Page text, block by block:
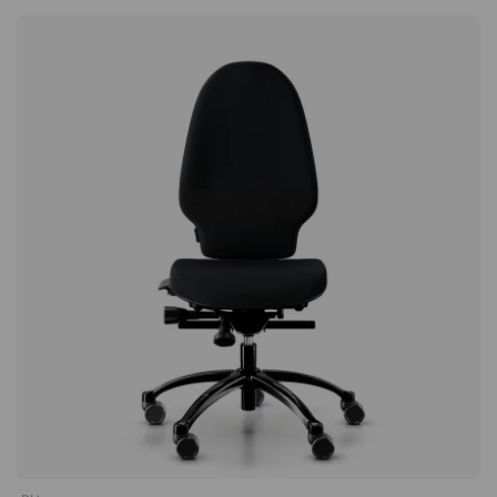
GREENGUARD Gold Joutsen-merkki.RH Logic 400 Elite on
ergonominen työtuoli, jossa on useita säädettäviä
ominaisuuksia. Sen korkea laatu yhdistettynä normaalia
paksumpaan vaahtomuovipehmusteeseen merkitsee, että
tuolia voidaan käyttää jopa 24 tunnin valvomokäytössä.
Säädettävä istuinkorkeus. Valinnainen niskatuki (säädettävä
korkeus, syvyys). Valinnaiset käsinojat (säädettävä korkeus,
syvyys, kulma). Säädettävä istuinsyvyys. Ristiseläntuki
(ilmasäädettävä). Polvinivelkeinu lukittavissa mihin tahansa
asentoon. Hyväksytty 24 tunnin käyttöön. Varustettu 20 mm:n
lisäpehmusteella selkänojassa ja istuimessa.
kipua ja painon tunnetta Työtuolissa on älykäs polvinivelkeinu
säädettävällä vastuksella, joka voidaan lukita mihin tahansa
asentoon. Polvinivelkeinu tarkoittaa, että selkänoja ja istuin
liikkuvat tasaisesti, kun nojaat taaksepäin, aivan kuten
keinutuoli. Käyttämällä keinua usein työpäivän aikana stimuloit
verenkiertoa ja ehkäiset painon tunnetta ja särkyjä jaloissa.
Istu optimaalisesti säädettävän istuinsyvyyden ansiosta
Pyöristettyä istuinta täydentää sen kalteva vesiputousreuna
edessä, mikä vähentää takareisien painetta, ja istuinta voidaan
säätää 10 senttimetriä syvyyssuunnassa. Siten istut aina
optimaalisesti työtuolissa riippumatta siitä, kuinka pitkä olet, ja
säilytät hyvän verenkierron jalkateriin asti. Istuinsyvyys on
säädettävä niin, että istuimen ja polvien väliin jää noin kaksi
sormenleveyttä. Tiedot Istuin- ja keinutoiminto Istuin, jossa on
kalteva vesiputousreuna. Selkänojan korkeutta voi säätää.
Selkänojan kulmaa voi säätää erikseen. Sisäänrakennettu
ristiseläntuki, jota voidaan säätää ilmapumpulla. Portaaton